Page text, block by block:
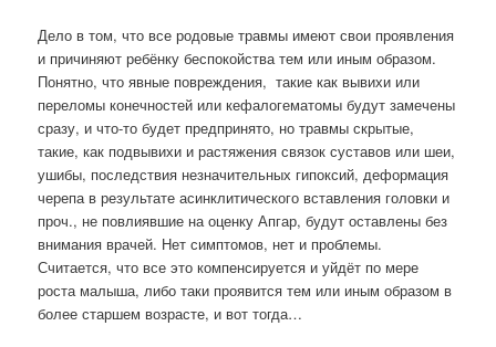
Дело в том, что все родовые травмы имеют свои проявления
и причиняют ребёнку беспокойства тем или иным образом.
Понятно, что явные повреждения, такие как вывихи или
переломы конечностей или кефалогематомы будут замечены
сразу, и что-то будет предпринято, но травмы скрытые,
такие, как подвывихи и растяжения связок суставов или шеи,
ушибы, последствия незначительных гипоксий, деформация
черепа в результате асинклитического вставления головки и
проч., не повлиявшие на оценку Апгар, будут оставлены без
внимания врачей. Нет симптомов, нет и проблемы.
Считается, что все это компенсируется и уйдёт по мере
роста малыша, либо таки проявится тем или иным образом в
более старшем возрасте, и вот тогда…